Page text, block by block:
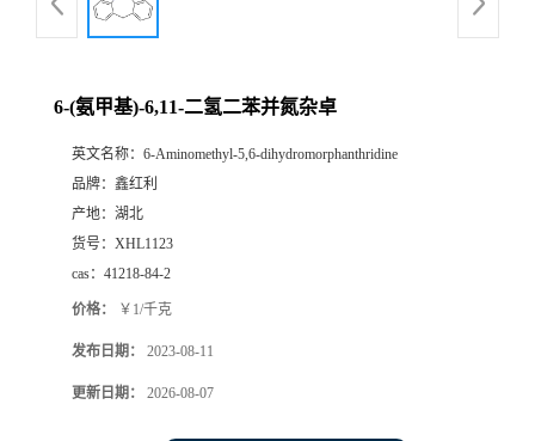
6-(氨甲基)-6,11-二氢二苯并氮杂卓
英文名称： 6-Aminomethyl-5,6-dihydromorphanthridine
品牌： 鑫红利
产地： 湖北
货号： XHL1123
cas： 41218-84-2
价格： ￥1/千克
发布日期： 2023-08-11
更新日期： 2026-08-07